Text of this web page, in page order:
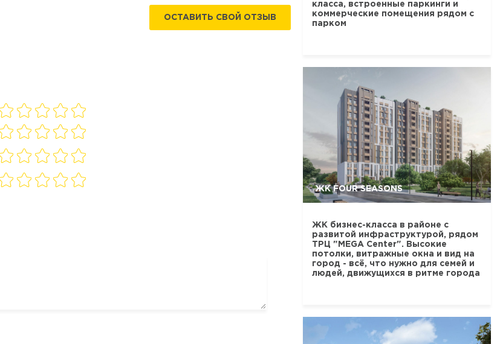
ОСТАВИТЬ СВОЙ ОТЗЫВ
класса, встроенные паркинги и
коммерческие помещения рядом с
парком
ЖК FOUR SEASONS
ЖК бизнес-класса в районе с
развитой инфраструктурой, рядом
ТРЦ "MEGA Center". Высокие
потолки, витражные окна и вид на
город - всё, что нужно для семей и
людей, движущихся в ритме города